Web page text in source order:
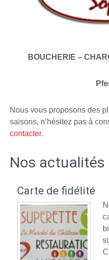
BOUCHERIE –
Nous vous proposons des
saisons, n’hésitez pas à
contacter.
Nos actualités
Carte de fidélité